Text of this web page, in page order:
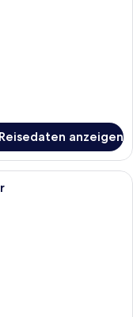
anzeigen
kostenloses WLAN,